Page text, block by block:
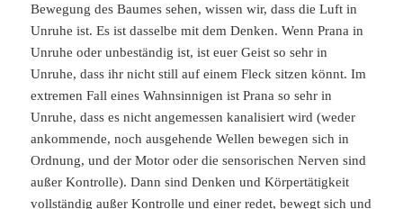
Bewegung des Baumes sehen, wissen wir, dass die Luft in
Unruhe ist. Es ist dasselbe mit dem Denken. Wenn Prana in
Unruhe oder unbeständig ist, ist euer Geist so sehr in
Unruhe, dass ihr nicht still auf einem Fleck sitzen könnt. Im
extremen Fall eines Wahnsinnigen ist Prana so sehr in
Unruhe, dass es nicht angemessen kanalisiert wird (weder
ankommende, noch ausgehende Wellen bewegen sich in
Ordnung, und der Motor oder die sensorischen Nerven sind
außer Kontrolle). Dann sind Denken und Körpertätigkeit
vollständig außer Kontrolle und einer redet, bewegt sich und